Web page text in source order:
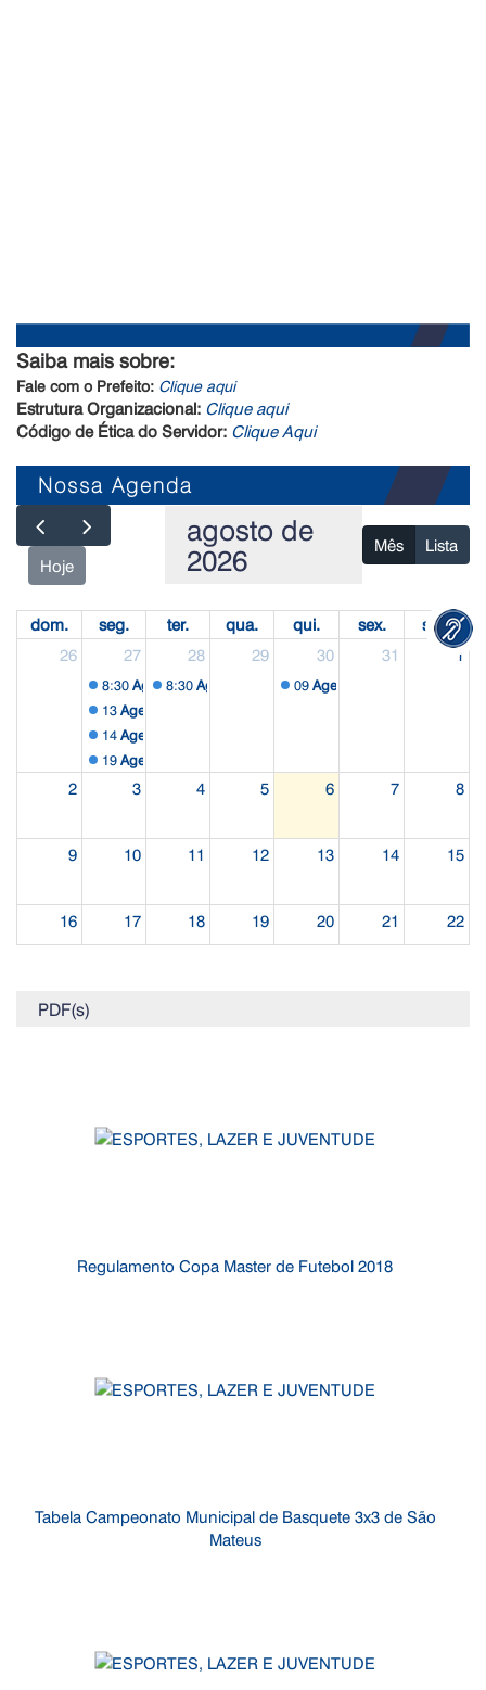
Saiba mais sobre:
Fale com o Prefeito: Clique aqui
Estrutura Organizacional: Clique aqui
Código de Ética do Servidor: Clique Aqui
Nossa Agenda
Hoje
agosto de
2026
Mês Lista
dom. seg. ter. qua. qui. sex.
sáb.
26
27
8:30Agenda Externa
13Agenda Externa
14Agenda Externa
19Agenda Externa
28
8:30Agenda Externa
29 30
09Agenda Interna
31 1
2 3 4 5 6 7 8
9 10 11 12 13 14 15
16 17 18 19 20 21 22
PDF(s)
Regulamento Copa Master de Futebol 2018
Tabela Campeonato Municipal de Basquete 3x3 de São
Mateus